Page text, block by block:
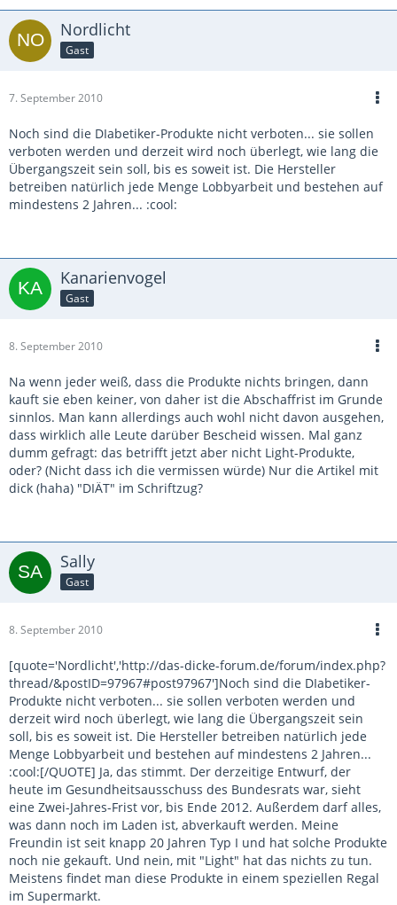
Nordlicht
Gast
7. September 2010
Noch sind die DIabetiker-Produkte nicht verboten... sie sollen
verboten werden und derzeit wird noch überlegt, wie lang die
Übergangszeit sein soll, bis es soweit ist. Die Hersteller
betreiben natürlich jede Menge Lobbyarbeit und bestehen auf
mindestens 2 Jahren... :cool:
Kanarienvogel
Gast
8. September 2010
Na wenn jeder weiß, dass die Produkte nichts bringen, dann
kauft sie eben keiner, von daher ist die Abschaffrist im Grunde
sinnlos. Man kann allerdings auch wohl nicht davon ausgehen,
dass wirklich alle Leute darüber Bescheid wissen. Mal ganz
dumm gefragt: das betrifft jetzt aber nicht Light-Produkte,
oder? (Nicht dass ich die vermissen würde) Nur die Artikel mit
dick (haha) "DIÄT" im Schriftzug?
Sally
Gast
8. September 2010
[quote='Nordlicht','http://das-dicke-forum.de/forum/index.php?
thread/&postID=97967#post97967']Noch sind die DIabetiker-
Produkte nicht verboten... sie sollen verboten werden und
derzeit wird noch überlegt, wie lang die Übergangszeit sein
soll, bis es soweit ist. Die Hersteller betreiben natürlich jede
Menge Lobbyarbeit und bestehen auf mindestens 2 Jahren...
:cool:[/QUOTE] Ja, das stimmt. Der derzeitige Entwurf, der
heute im Gesundheitsausschuss des Bundesrats war, sieht
eine Zwei-Jahres-Frist vor, bis Ende 2012. Außerdem darf alles,
was dann noch im Laden ist, abverkauft werden. Meine
Freundin ist seit knapp 20 Jahren Typ I und hat solche Produkte
noch nie gekauft. Und nein, mit "Light" hat das nichts zu tun.
Meistens findet man diese Produkte in einem speziellen Regal
im Supermarkt.